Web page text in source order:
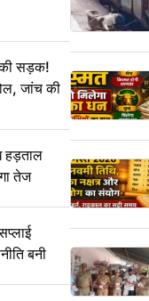
सड़क!
जांच की
हड़ताल
तेज
बनी